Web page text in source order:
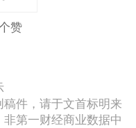
赞
件，请于文首标明来
第一财经商业数据中